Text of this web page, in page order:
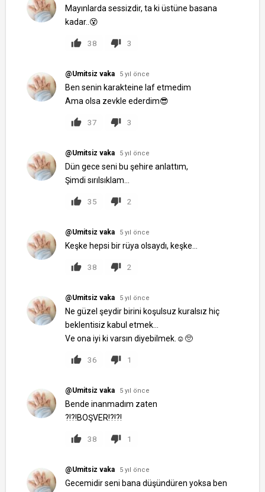
Mayınlarda sessizdir, ta ki üstüne basana
kadar..😵
38 3
@Umitsiz vaka 5 yıl önce
Ben senin karakteine laf etmedim
Ama olsa zevkle ederdim😎
37 3
@Umitsiz vaka 5 yıl önce
Dün gece seni bu şehire anlattım,
Şimdi sırılsıklam...
35 2
@Umitsiz vaka 5 yıl önce
Keşke hepsi bir rüya olsaydı, keşke...
38 2
@Umitsiz vaka 5 yıl önce
Ne güzel şeydir birini koşulsuz kuralsız hiç
beklentisiz kabul etmek...
Ve ona iyi ki varsın diyebilmek.☺️🥺
36 1
@Umitsiz vaka 5 yıl önce
Bende inanmadım zaten
?!?!BOŞVER!?!?!
38 1
@Umitsiz vaka 5 yıl önce
Gecemidir seni bana düşündüren yoksa ben